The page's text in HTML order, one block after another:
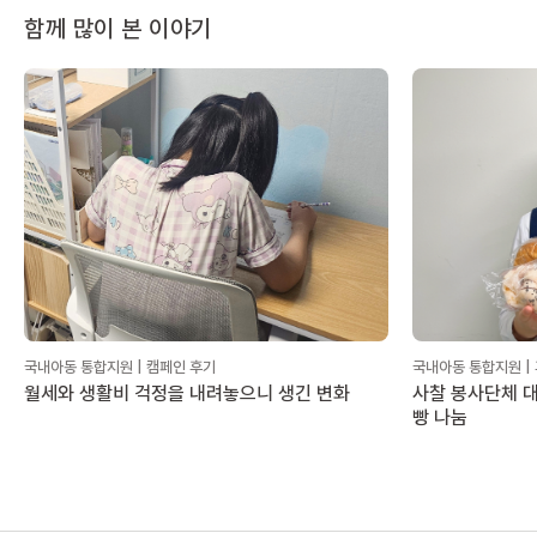
함께 많이 본 이야기
국내아동 통합지원 | 캠페인 후기
월세와 생활비 걱정을 내려놓으니 생긴 변화
국내아동 통합지원 |
사찰 봉사단체
빵 나눔